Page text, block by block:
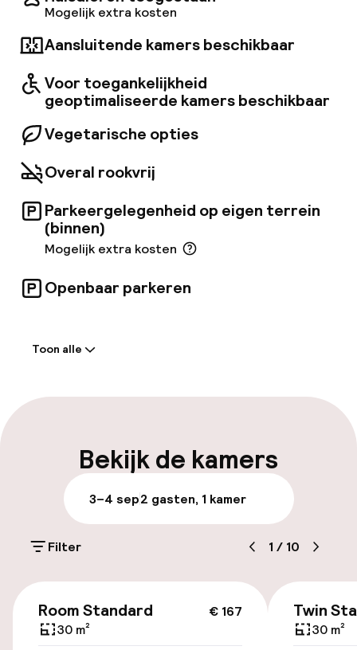
de bovenste verdieping en ontspannen in de
eten? Geniet van het ontbijt in het Cult
in het Axis Café, omringd door groen.
Mogelijk extra kosten
Aansluitende kamers beschikbaar
Voor toegankelijkheid
geoptimaliseerde kamers beschikbaar
Vegetarische opties
Overal rookvrij
Parkeergelegenheid op eigen terrein
(binnen)
Mogelijk extra kosten
Openbaar parkeren
Vroeg inchecken mogelijk
Meertalige medewerkers
Bagageruimte
Parkeergelegenheid op eigen terrein
(buiten)
Toon alle
Bekijk de kamers
3–4 sep2 gasten, 1 kamer
Filter 1 / 10
€ 167
Room Standard
30 m²
Twin
30 m²